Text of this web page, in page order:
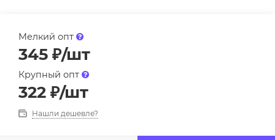
Мелкий опт
345 ₽/шт
Крупный опт
322 ₽/шт
Нашли дешевле?